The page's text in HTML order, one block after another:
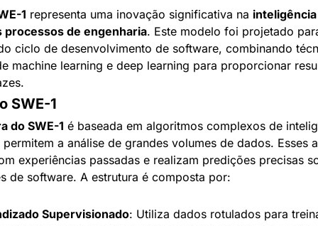
1 representa uma inovação significativa na
processos de engenharia. Este modelo foi projetado
ciclo de desenvolvimento de software, combinando
machine learning e deep learning para proporcionar
SWE-1
do SWE-1 é baseada em algoritmos complexos de
a análise de grandes volumes de dados. Esses
experiências passadas e realizam predições precisas
de software. A estrutura é composta por:
Supervisionado: Utiliza dados rotulados para